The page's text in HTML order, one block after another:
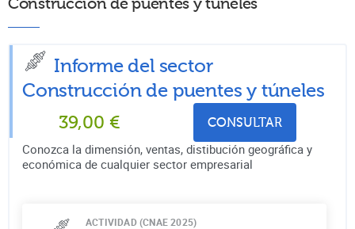
Informe del sector
Construcción de puentes y túneles
39,00 € CONSULTAR
Conozca la dimensión, ventas, distibución geográfica y
económica de cualquier sector empresarial
ACTIVIDAD (CNAE 2025)